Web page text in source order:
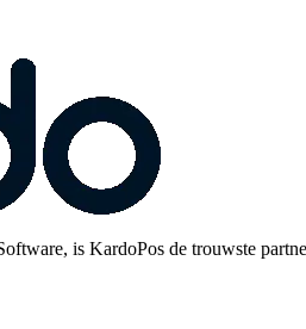
is KardoPos de trouwste